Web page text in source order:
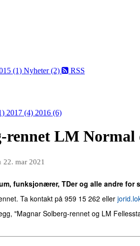
(1) Nyheter (2) RSS
2017 (4) 2016 (6)
rennet LM Normal
22. mar 2021
funksjonærer, TDer og alle andre
Ta kontakt på 959 15 262 eller
"Magnar Solberg-rennet og LM